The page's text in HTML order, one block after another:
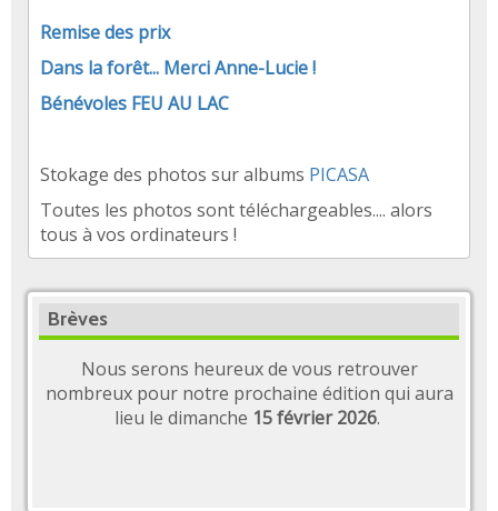
Remise des prix
Dans la forêt... Merci Anne-Lucie !
Bénévoles FEU AU LAC
Stokage des photos sur albums PICASA
Toutes les photos sont téléchargeables.... alors
tous à vos ordinateurs !
Brèves
Nous serons heureux de vous retrouver
nombreux pour notre prochaine édition qui aura
lieu le dimanche 15 février 2026.